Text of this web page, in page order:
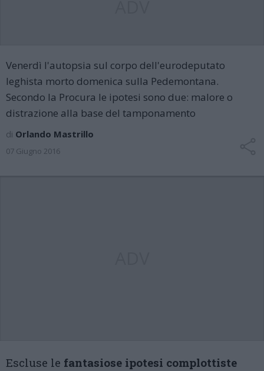
Venerdì l'autopsia sul corpo dell'eurodeputato
leghista morto domenica sulla Pedemontana.
Secondo la Procura le ipotesi sono due: malore o
distrazione alla base del tamponamento
di Orlando Mastrillo
07 Giugno 2016
Escluse le fantasiose ipotesi complottiste